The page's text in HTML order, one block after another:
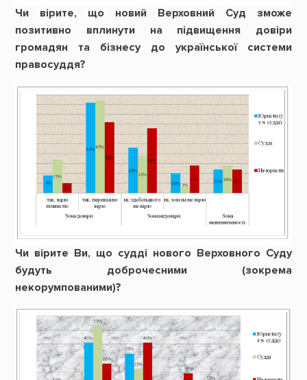
Чи вірите, що новий Верховний Суд зможе
позитивно вплинути на підвищення довіри
громадян та бізнесу до української системи
правосуддя?
Чи вірите Ви, що судді нового Верховного Суду
будуть доброчесними (зокрема
некорумпованими)?